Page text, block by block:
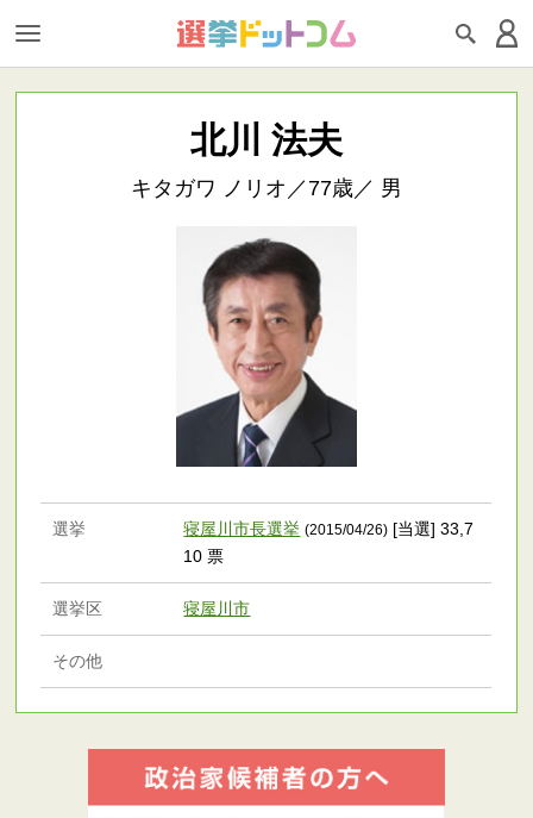
北川 法夫
キタガワ ノリオ／77歳／ 男
選挙 寝屋川市長選挙 (2015/04/26) [当選] 33,7
10 票
選挙区 寝屋川市
その他